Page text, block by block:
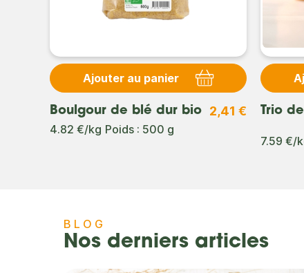
Ajouter au panier
Boulgour de blé dur bio 2,41 €
4.82 €/kg Poids : 500 g
Trio
7.59 €/
BLOG
Nos derniers articles